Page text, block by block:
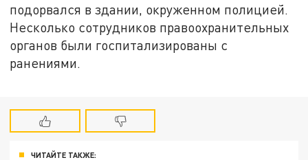
подорвался в здании, окруженном полицией.
Несколько сотрудников правоохранительных
органов были госпитализированы с
ранениями.
ЧИТАЙТЕ ТАКЖЕ: